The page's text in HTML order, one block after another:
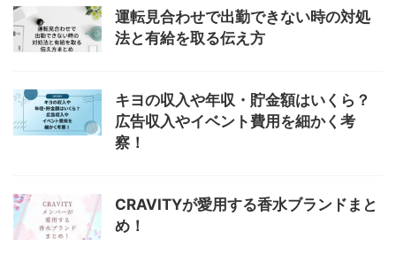
運転見合わせで出勤できない時の対処
法と有給を取る伝え方
キヨの収入や年収・貯金額はいくら？
広告収入やイベント費用を細かく考
察！
CRAVITYが愛用する香水ブランドまと
め！